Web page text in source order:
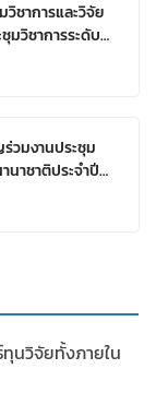
ชาการและวิจัย
มวิชาการระดับ
วมงานประชุม
นาชาติประจำปี
2026)
นวิจัยทั้งภายใน